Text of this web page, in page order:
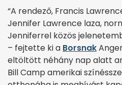
“A rendező, Francis
Jennifer Lawrence laza,
Jenniferrel közös
– fejtette ki a Borsnak
eltöltött néhány nap alatt
Bill Camp amerikai